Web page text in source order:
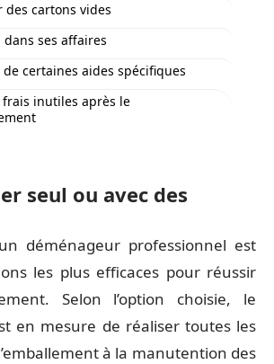
des cartons vides
dans ses affaires
de certaines aides spécifiques
frais inutiles après le
seul ou avec des
déménageur professionnel est
les plus efficaces pour réussir
Selon l’option choisie, le
en mesure de réaliser toutes les
à la manutention des